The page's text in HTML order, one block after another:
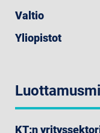
Valtio
Yliopistot
KT:n